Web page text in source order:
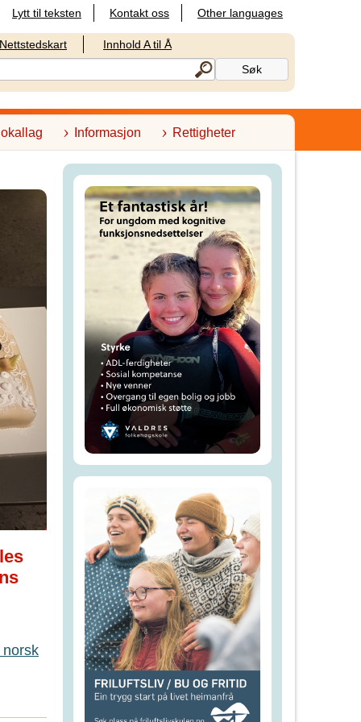
Lytt til teksten Kontakt oss Other languages
Nettstedskart Innhold A til Å
Informasjon Rettigheter